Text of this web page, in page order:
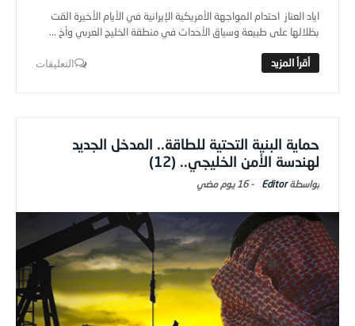
اياد العناز احتدام المواجهة الأمريكية الإيرانية في الأيام الأخيرة القت
بظلالها على طبيعة وسياق الأحداث في منطقة الخليج العربي وأخ ...
التعليقات
حماية البنية التحتية للطاقة.. المدخل الجديد
لهندسة الأمن الخليجي.. (12)
Editor
-16 يوم ‎مضي